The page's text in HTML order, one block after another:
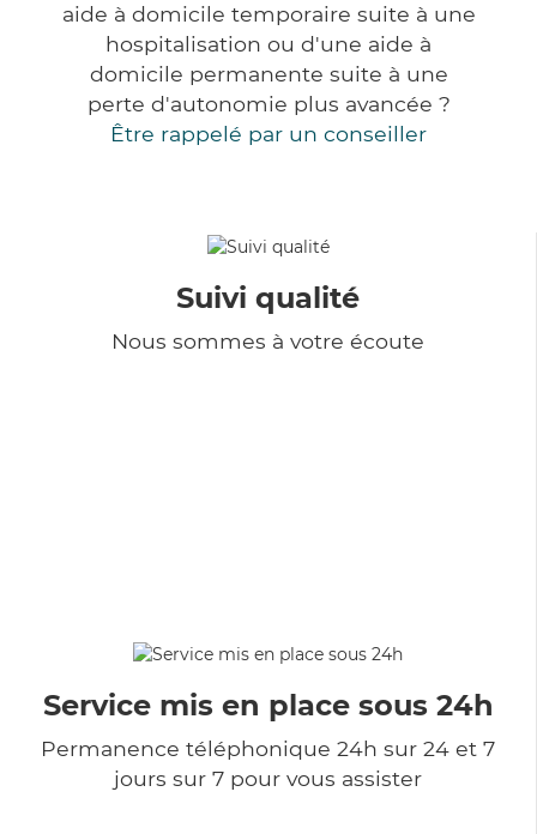
aide à domicile temporaire suite à une
hospitalisation ou d'une aide à
domicile permanente suite à une
perte d'autonomie plus avancée ?
Être rappelé par un conseiller
Suivi qualité
Nous sommes à votre écoute
Service mis en place sous 24h
Permanence téléphonique 24h sur 24 et 7
jours sur 7 pour vous assister